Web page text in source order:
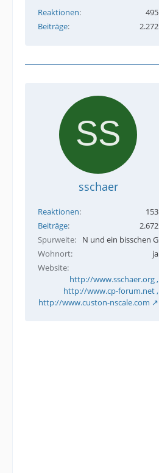
Reaktionen
495
Beiträge
2.272
sschaer
Reaktionen
153
Beiträge
2.672
Spurweite
N und ein bisschen G
Wohnort
ja
Website
http://www.sschaer.org ,
http://www.cp-forum.net ,
http://www.custon-nscale.com